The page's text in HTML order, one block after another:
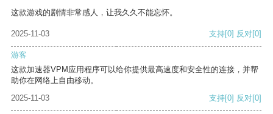
这款游戏的剧情非常感人，让我久久不能忘怀。
2025-11-03 支持[0] 反对[0]
游客
这款加速器VPM应用程序可以给你提供最高速度和安全性的连接，并帮
助你在网络上自由移动。
2025-11-03
支持[0] 反对[0]